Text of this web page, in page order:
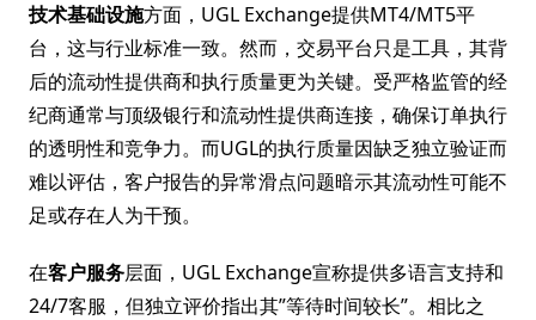
技术基础设施方面，UGL Exchange提供MT4/MT5平
台，这与行业标准一致。然而，交易平台只是工具，其背
后的流动性提供商和执行质量更为关键。受严格监管的经
纪商通常与顶级银行和流动性提供商连接，确保订单执行
的透明性和竞争力。而UGL的执行质量因缺乏独立验证而
难以评估，客户报告的异常滑点问题暗示其流动性可能不
足或存在人为干预。
在客户服务层面，UGL Exchange宣称提供多语言支持和
24/7客服，但独立评价指出其”等待时间较长”。相比之